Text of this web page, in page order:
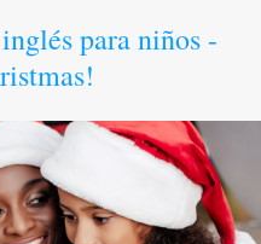
para niños -